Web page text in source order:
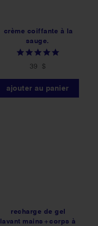
crème coiffante à la
sauge.
39 $
ajouter au panier
recharge de gel
lavant mains+corps à